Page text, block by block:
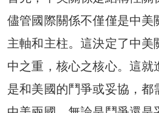
儘管國際關係不僅僅是中美
主軸和主柱。這決定了中美
中之重，核心之核心。這就
是和美國的鬥爭或妥協，都